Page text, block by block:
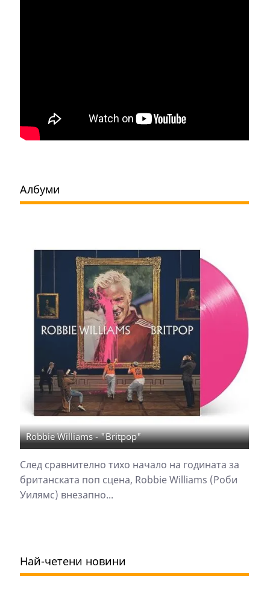
Албуми
Robbie Williams - "Britpop"
След сравнително тихо начало на годината за
британската поп сцена, Robbie Williams (Роби
Уилямс) внезапно...
Най-четени новини